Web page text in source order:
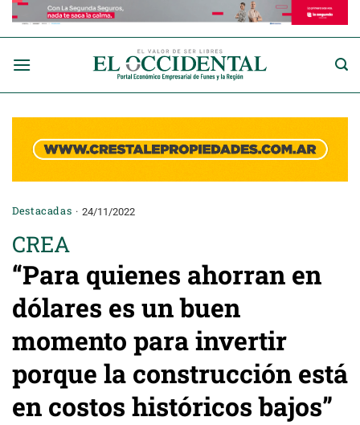
Saltar
Destacadas 24/11/2022
CREA
“Para quienes ahorran en
dólares es un buen
momento para invertir
porque la construcción está
en costos históricos bajos”